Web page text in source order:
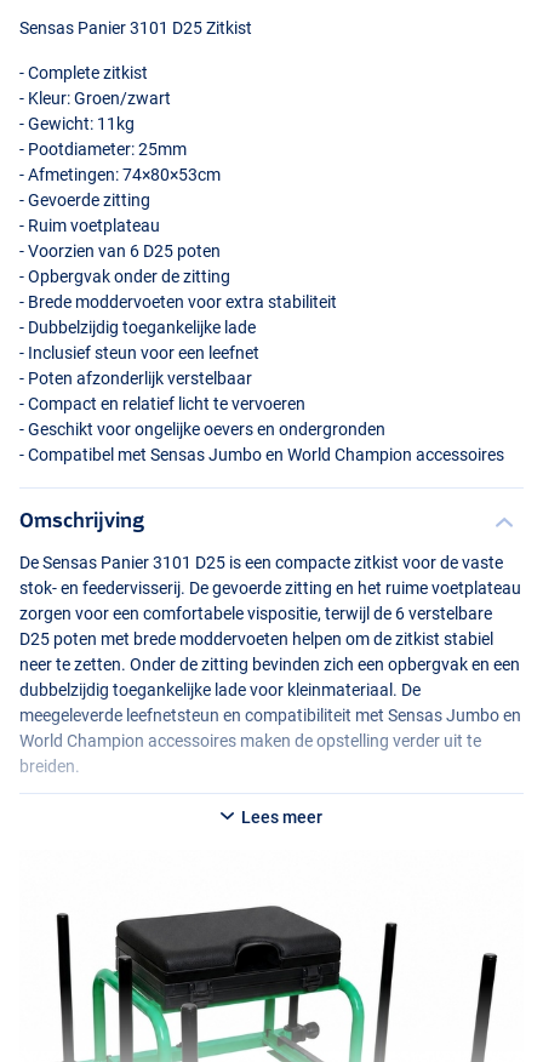
Sensas Panier 3101 D25 Zitkist
- Complete zitkist
- Kleur: Groen/zwart
- Gewicht: 11kg
- Pootdiameter: 25mm
- Afmetingen: 74×80×53cm
- Gevoerde zitting
- Ruim voetplateau
- Voorzien van 6 D25 poten
- Opbergvak onder de zitting
- Brede moddervoeten voor extra stabiliteit
- Dubbelzijdig toegankelijke lade
- Inclusief steun voor een leefnet
- Poten afzonderlijk verstelbaar
- Compact en relatief licht te vervoeren
- Geschikt voor ongelijke oevers en ondergronden
- Compatibel met Sensas Jumbo en World Champion accessoires
Omschrijving
De Sensas Panier 3101 D25 is een compacte zitkist voor de vaste
stok- en feedervisserij. De gevoerde zitting en het ruime voetplateau
zorgen voor een comfortabele vispositie, terwijl de 6 verstelbare
D25 poten met brede moddervoeten helpen om de zitkist stabiel
neer te zetten. Onder de zitting bevinden zich een opbergvak en een
dubbelzijdig toegankelijke lade voor kleinmateriaal. De
meegeleverde leefnetsteun en compatibiliteit met Sensas Jumbo en
World Champion accessoires maken de opstelling verder uit te
breiden.
Lees meer